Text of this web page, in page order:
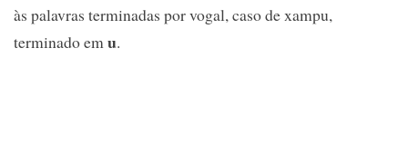
às palavras terminadas por vogal, caso de xampu,
terminado emu.